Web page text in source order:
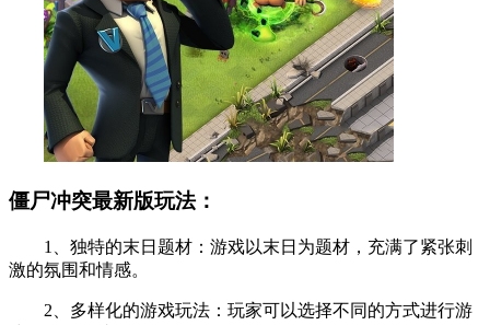
僵尸冲突最新版玩法：
1、独特的末日题材：游戏以末日为题材，充满了紧张刺
激的氛围和情感。
2、多样化的游戏玩法：玩家可以选择不同的方式进行游